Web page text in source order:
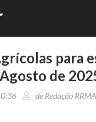
para
de
de Redação